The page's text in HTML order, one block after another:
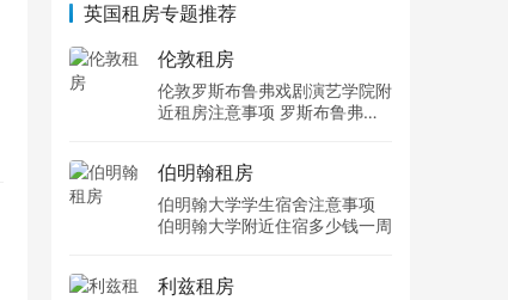
英国租房专题推荐
伦敦租房
伦敦罗斯布鲁弗戏剧演艺学院附
近租房注意事项 罗斯布鲁弗戏
伯明翰租房
伯明翰大学学生宿舍注意事项
伯明翰大学附近住宿多少钱一周
利兹租房